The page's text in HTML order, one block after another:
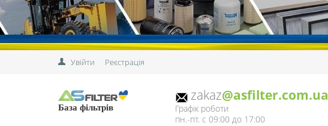
Увійти Реєстрація
База фільтрів
zakaz@asfilter.com.ua
Графік роботи
пн.-пт. с 09:00 до 17:00